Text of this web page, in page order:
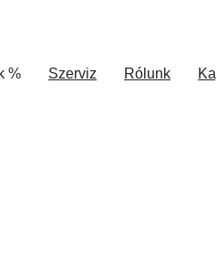
% Szerviz Rólunk